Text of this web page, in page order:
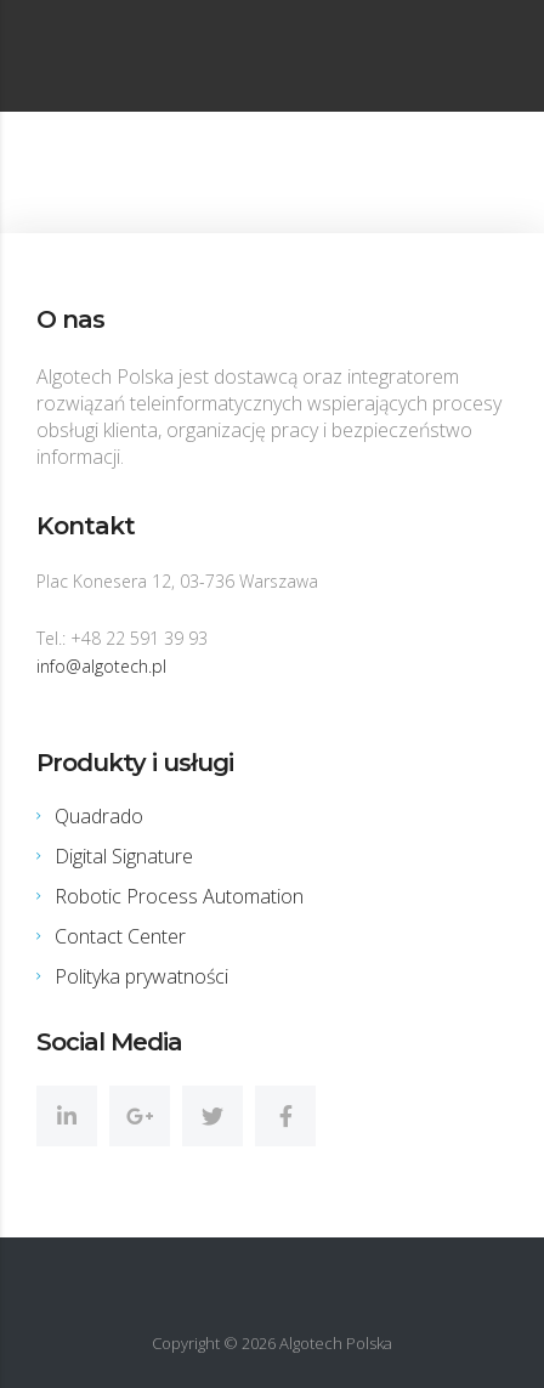
O nas
Algotech Polska jest dostawcą oraz integratorem
rozwiązań teleinformatycznych wspierających procesy
obsługi klienta, organizację pracy i bezpieczeństwo
informacji.
Kontakt
Plac Konesera 12, 03-736 Warszawa
Tel.: +48 22 591 39 93
info@algotech.pl
Produkty i usługi
Quadrado
Digital Signature
Robotic Process Automation
Contact Center
Polityka prywatności
Social Media
Copyright © 2026Algotech Polska